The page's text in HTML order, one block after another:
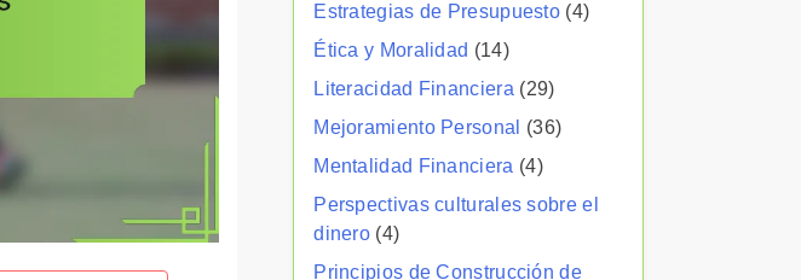
Estrategias de Presupuesto (4)
Ética y Moralidad (14)
Literacidad Financiera (29)
Mejoramiento Personal
(36)
Mentalidad Financiera (4)
Perspectivas culturales sobre el
dinero (4)
Principios de Construcción de